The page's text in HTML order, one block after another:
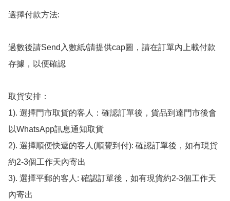
選擇付款方法:
過數後請Send入數紙/請提供cap圖，請在訂單內上載付款
存據，以便確認
取貨安排：
1). 選擇門市取貨的客人：確認訂單後，貨品到達門市後會
以WhatsApp訊息通知取貨
2). 選擇順便快遞的客人(順豐到付): 確認訂單後，如有現貨
約2-3個工作天內寄出
3). 選擇平郵的客人: 確認訂單後，如有現貨約2-3個工作天
內寄出